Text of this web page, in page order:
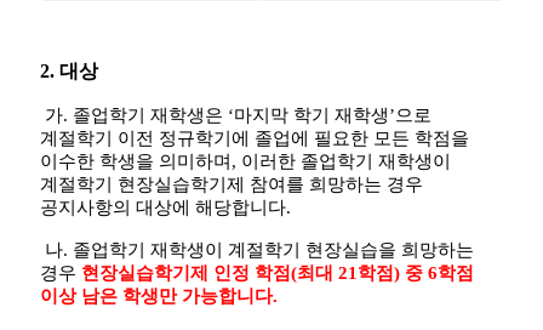
2. 대상
가. 졸업학기 재학생은 ‘마지막 학기 재학생’으로
계절학기 이전 정규학기에 졸업에 필요한 모든 학점을
이수한 학생을 의미하며 , 이러한 졸업학기 재학생이
계절학기 현장실습학기제 참여를 희망하는 경우
공지사항의 대상에 해당합니다.
나. 졸업학기 재학생이 계절학기 현장실습을 희망하는
경우 현장실습학기제 인정 학점(최대 21학점) 중 6학점
이상 남은 학생만 가능합니다.